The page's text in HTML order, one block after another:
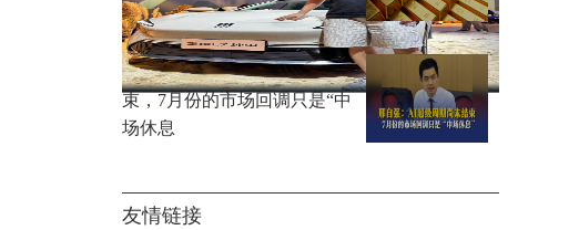
位割肉强！
邢自强：AI超级周期尚未结
束，7月份的市场回调只是“中
场休息
友情链接